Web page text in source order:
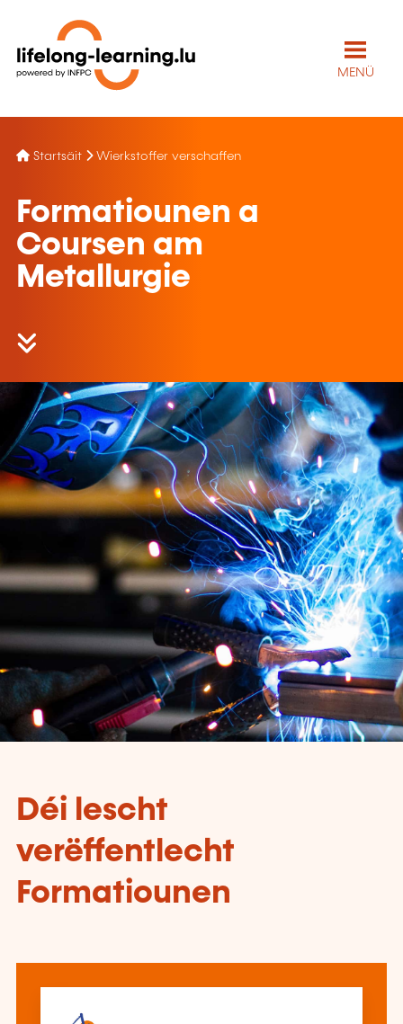
MENÜ
Startsäit Wierkstoffer verschaffen
Formatiounen a
Coursen am
Metallurgie
Déi lescht
verëffentlecht
Formatiounen